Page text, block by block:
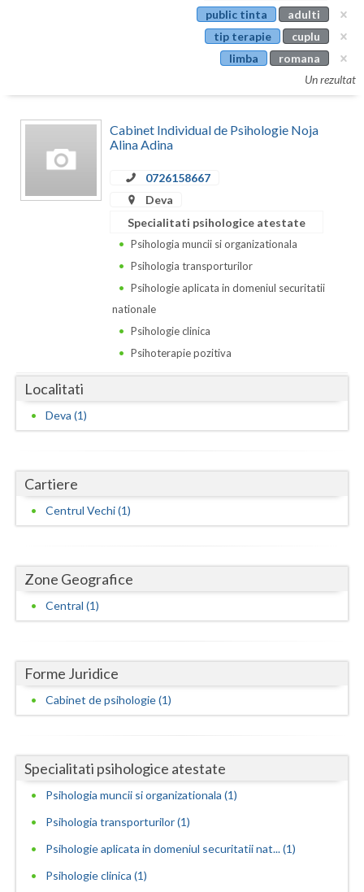
Calarasi
Caras-Severin
Giurgiu
Gorj
Hunedoara
Ialomita
Ilfov
Maramures
Mures
Neamt
Prahova
Salaj
public tinta
adulti
tip terapie
cuplu
limba
romana
Un rezultat
Cabinet Individual de Psihologie Noja
Alina Adina
0726158667
Deva
Specialitati psihologice atestate
Psihologia muncii si organizationala
Psihologia transporturilor
Psihologie aplicata in domeniul securitatii
nationale
Psihologie clinica
Psihoterapie pozitiva
Localitati
Deva (1)
Cartiere
Centrul Vechi (1)
Zone Geografice
Central (1)
Forme Juridice
Cabinet de psihologie (1)
Specialitati psihologice atestate
Psihologia muncii si organizationala (1)
Psihologia transporturilor (1)
Psihologie aplicata in domeniul securitatii nat... (1)
Psihologie clinica (1)